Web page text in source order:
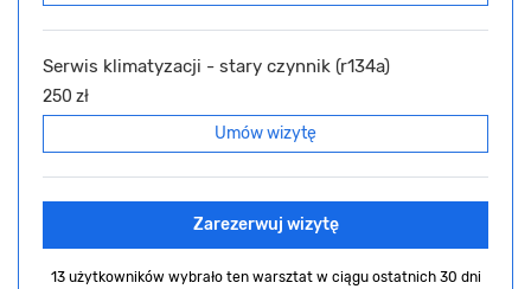
Serwis klimatyzacji - stary czynnik (r134a)
250 zł
Umów wizytę
Zarezerwuj wizytę
13 użytkowników wybrało ten warsztat w ciągu ostatnich 30 dni